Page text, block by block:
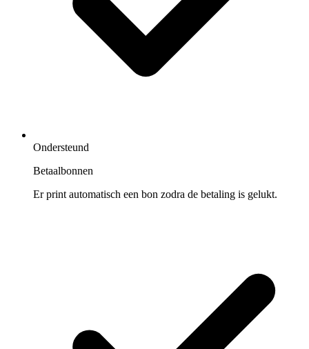
Ondersteund
Betaalbonnen
Er print automatisch een bon zodra de betaling is gelukt.